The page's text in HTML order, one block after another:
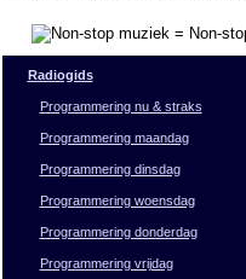
= Non-
Radiogids
Programmering nu & straks
Programmering maandag
Programmering dinsdag
Programmering woensdag
Programmering donderdag
Programmering vrijdag